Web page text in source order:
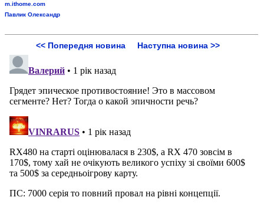
m.ithome.com
Павлик Олександр
<< Попередня новина Наступна новина >>